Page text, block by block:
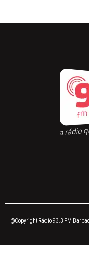
@Copyright Rádio 93.3 FM